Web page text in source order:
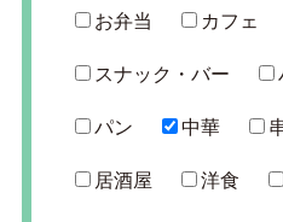
お弁当 カフェ
スナック・バー
パン 中華
居酒屋 洋食